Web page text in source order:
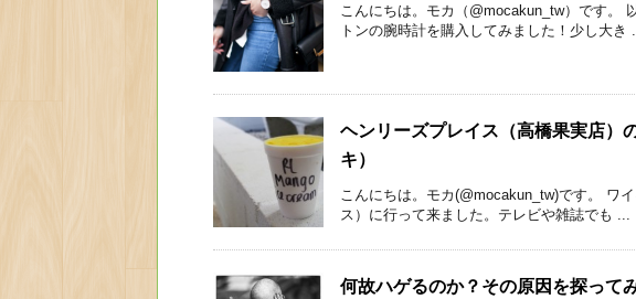
こんにちは。モカ（@mocakun_tw）です。
トンの腕時計を購入してみました！少し大き
ヘンリーズプレイス（高橋果実店）
キ）
こんにちは。モカ(@mocakun_tw)です。 ワ
ス）に行って来ました。テレビや雑誌でも ...
何故ハゲるのか？その原因を探って